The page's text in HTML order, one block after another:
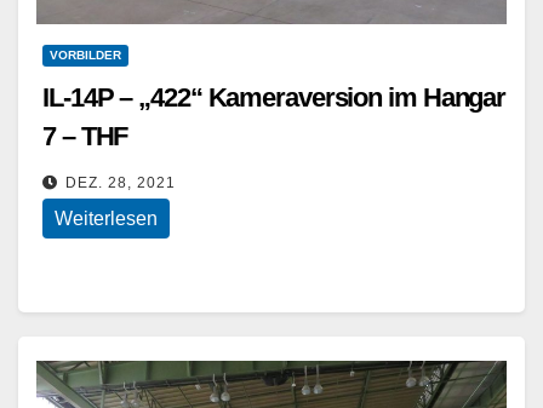
VORBILDER
IL-14P – „422“ Kameraversion im Hangar
7 – THF
DEZ. 28, 2021
Weiterlesen